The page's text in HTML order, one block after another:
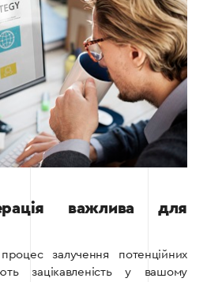
важлива для
залучення потенційних
зацікавленість у вашому